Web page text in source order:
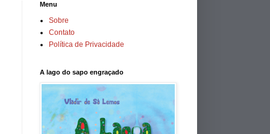
Menu
Sobre
Contato
Política de Privacidade
A lago do sapo engraçado